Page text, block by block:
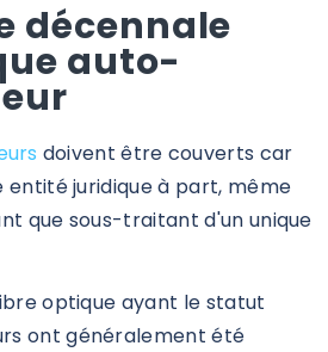
décennale
auto-
doivent être couverts car
juridique à part, même
que sous-traitant d'un unique
optique ayant le statut
ont généralement été